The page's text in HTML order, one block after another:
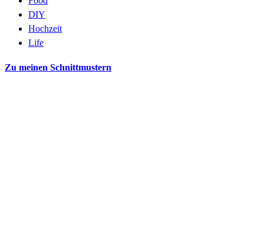
DIY
Hochzeit
Life
Zu meinen Schnittmustern